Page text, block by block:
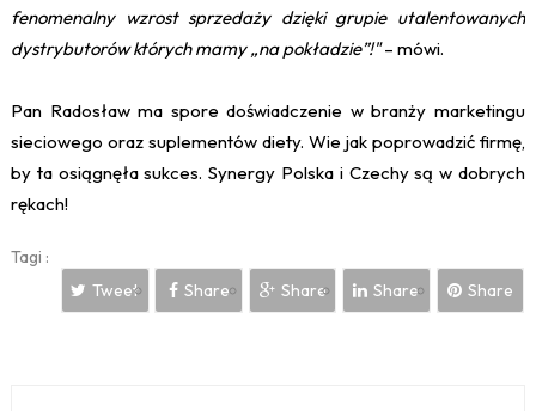
fenomenalny wzrost sprzedaży dzięki grupie utalentowanych
dystrybutorów których mamy „na pokładzie”!"– mówi.
Pan Radosław ma spore doświadczenie w branży marketingu
sieciowego oraz suplementów diety. Wie jak poprowadzić firmę,
by ta osiągnęła sukces. Synergy Polska i Czechy są w dobrych
rękach!
Tagi :
Tweet
Share Share Share Share